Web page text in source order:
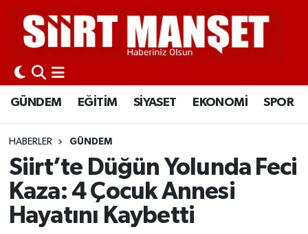
GÜNDEM EĞİTİM SİYASET EKONOMİ SPOR
HABERLER GÜNDEM
Siirt’te Düğün Yolunda Feci
Kaza: 4 Çocuk Annesi
Hayatını Kaybetti
GÜNDEM
EĞİTİM
SİYASET
EKONOMİ
SPOR
İLÇELER
Siirt Nöbetçi Eczaneler
Siirt Hava Durumu
Siirt Namaz Vakitleri
Siirt Trafik Yoğunluk Haritası
Süper Lig Puan Durumu ve Fikstür
Tüm Manşetler